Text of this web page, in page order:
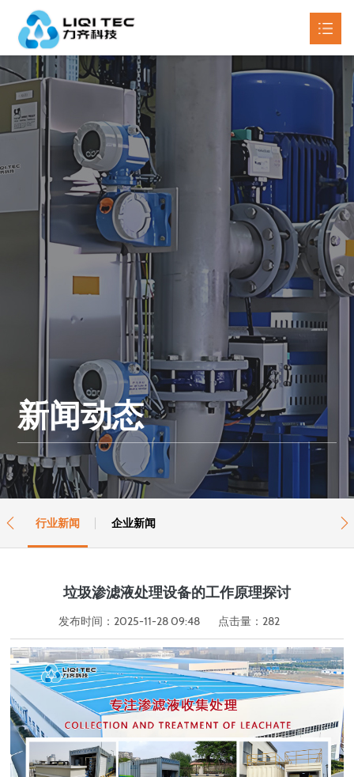
首页
关于我们
产品中心 
新闻动态 
工程案例
联系我们
新闻动态
行业新闻 企业新闻
 
垃圾渗滤液处理设备的工作原理探讨
发布时间：2025-11-28 09:48 点击量： 282